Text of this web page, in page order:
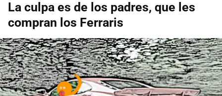
La culpa es de los padres, que les
compran los Ferraris